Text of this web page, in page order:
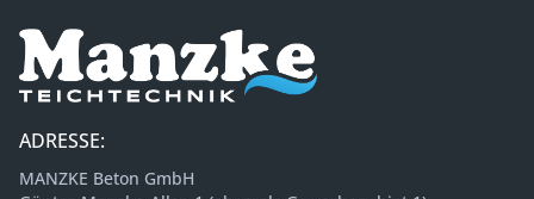
ADRESSE:
MANZKE Beton GmbH